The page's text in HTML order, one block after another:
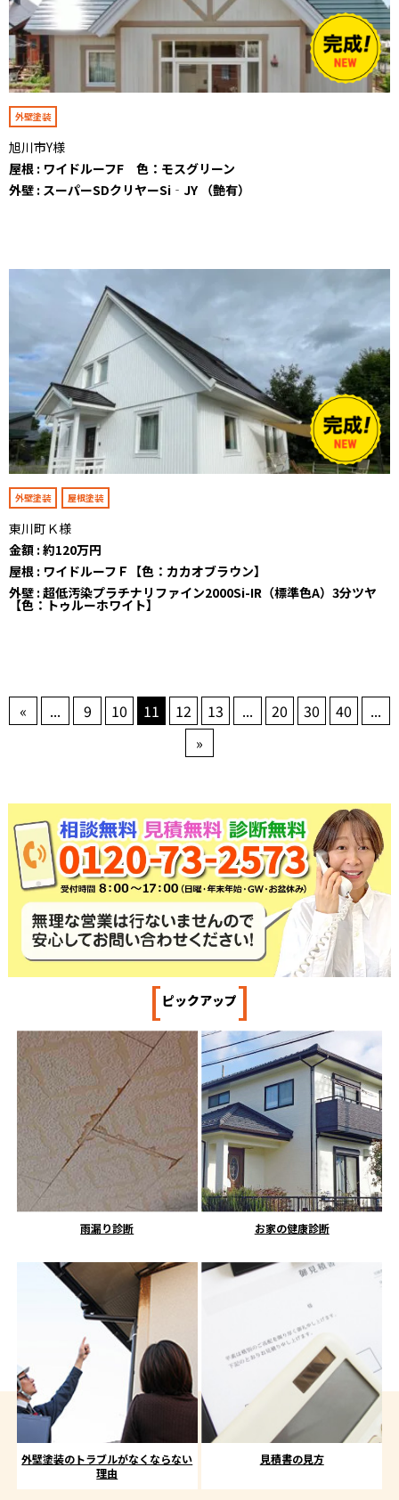
外壁塗装
旭川市Y様
屋根 : ワイドルーフF 色：モスグリーン
外壁 : スーパーSDクリヤーSi‐JY （艶有）
外壁塗装 屋根塗装
東川町Ｋ様
金額 : 約120万円
屋根 : ワイドルーフＦ【色：カカオブラウン】
外壁 : 超低汚染プラチナリファイン2000Si-IR（標準色A）3分ツヤ
【色：トゥルーホワイト】
« ... 9 10 11 12 13 ... 20 30 40
...
»
[ピックアップ]
雨漏り診断 お家の健康診断
外壁塗装のトラブルがなくならない
理由
見積書の見方